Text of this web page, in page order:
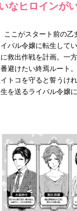
なヒロインが
ここがスタート前の
バル令嬢に転生して
救出作戦を計画。一
避けたい終焉ルート
トコを守ると誓う
を送るライバル令嬢